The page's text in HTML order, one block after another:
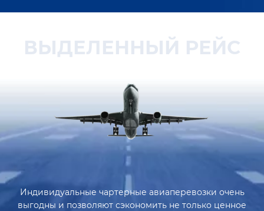
ВЫДЕЛЕННЫЙ РЕЙС
Индивидуальные чартерные авиаперевозки очень
выгодны и позволяют сэкономить не только ценное